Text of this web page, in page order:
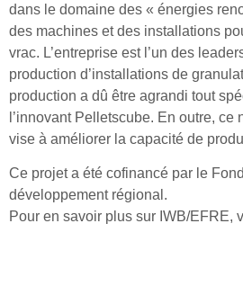
dans le domaine des « énergies
des machines et des installations
vrac. L’entreprise est l’un des
production d’installations de
production a dû être agrandi tout
l’innovant Pelletscube. En outre,
vise à améliorer la capacité de
Ce projet a été cofinancé par le
développement régional.
Pour en savoir plus sur IWB/EFRE,